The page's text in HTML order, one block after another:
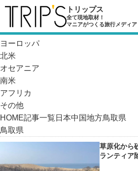
トリップス
全て現地取材！
マニアがつくる旅行メディア
記事一覧
アジア
ヨーロッパ
北米
オセアニア
南米
アフリカ
その他
HOME記事一覧 日本中国地方鳥取県
鳥取県
草原化から
ランティア